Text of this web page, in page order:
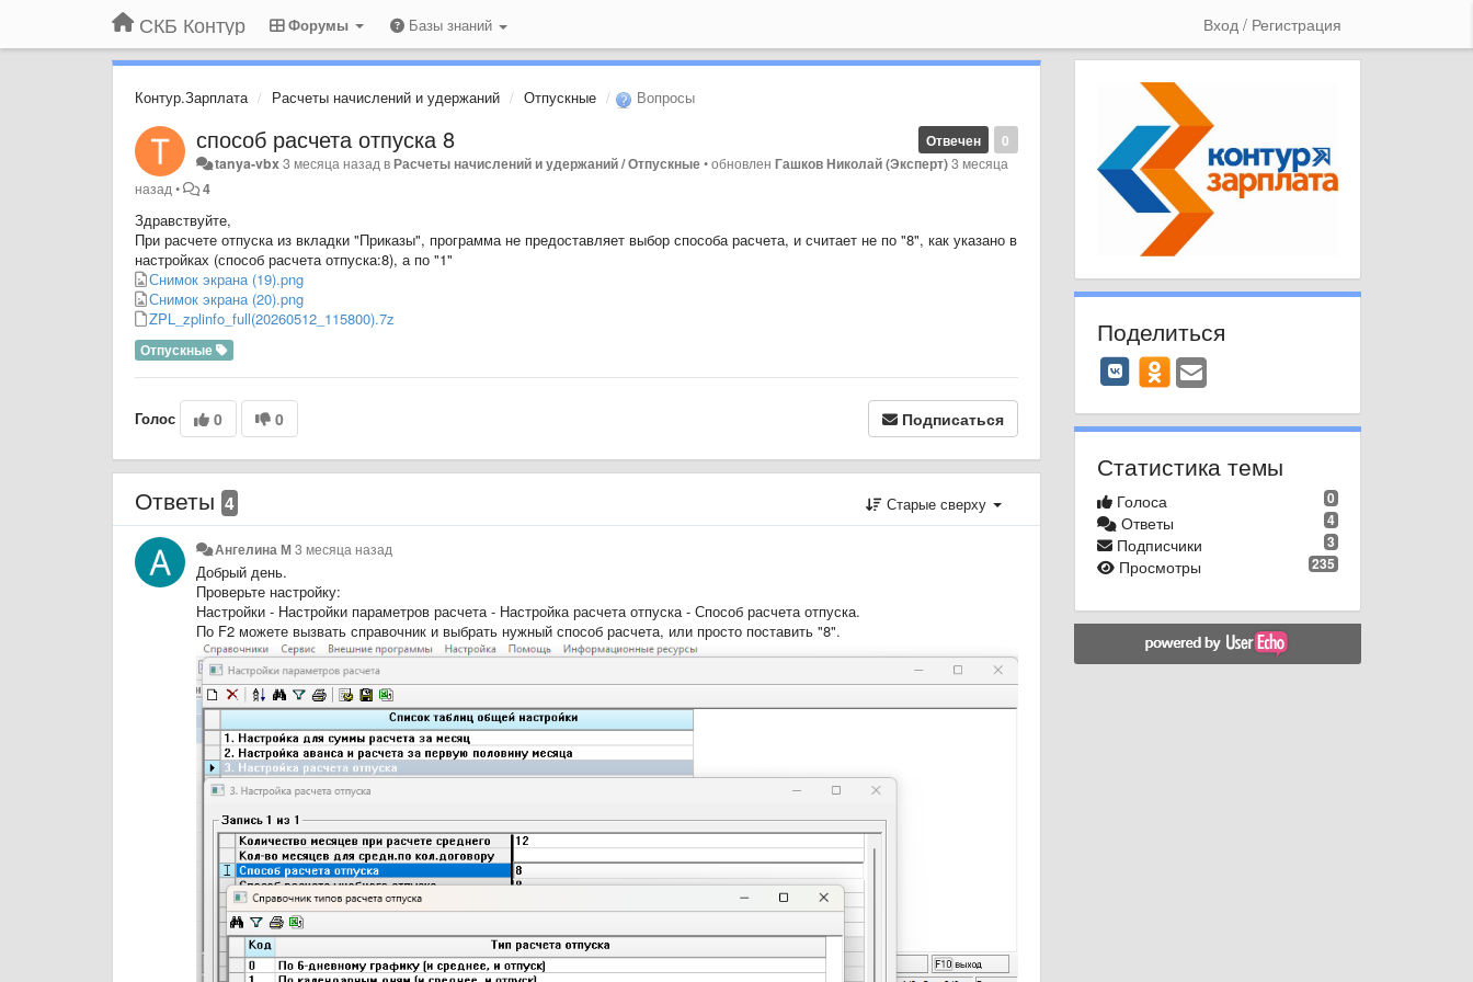
СКБ Контур Форумы Базы знаний Вход / Регистрация
Контур.Зарплата Расчеты начислений и удержаний Отпускные Вопросы
0
Отвечен
способ расчета отпуска 8
tanya-vbx3 месяца назад вРасчеты начислений и удержаний / Отпускные•обновленГашков Николай (Эксперт)3 месяца
назад • 4
Здравствуйте,
При расчете отпуска из вкладки "Приказы", программа не предоставляет выбор способа расчета, и считает не по "8", как указано в
настройках (способ расчета отпуска:8), а по "1"
Снимок экрана (19).png
Снимок экрана (20).png
ZPL_zplinfo_full(20260512_115800).7z
Отпускные
Голос 0 0 Подписаться
Ответы 4 Старые сверху
Ангелина М3 месяца назад
Добрый день.
Проверьте настройку:
Настройки - Настройки параметров расчета - Настройка расчета отпуска - Способ расчета отпуска.
По F2 можете вызвать справочник и выбрать нужный способ расчета, или просто поставить "8".
Поделиться
Статистика темы
0
Голоса
4
Ответы
3
Подписчики
235
Просмотры